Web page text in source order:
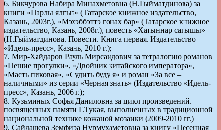
6. Бикчурова Набира Минахметовна (Н.Гыйматдинова) за
книги «Парлы ялгыз» (Татарское книжное издательство,
Казань, 2003г.), «Мэхэббэттэ гонах бар» (Татарское книжное
издательство, Казань, 2008г.), повесть «Хатыннар сагышы»
(Н.Гыйматдинова. Повести. Книга первая. Издательство
«Идель-пресс», Казань, 2010 г.);
7. Мир-Хайдаров Рауль Мирсаидович за тетралогию романов
«Пешие прогулки», «Двойник китайского императора»,
«Масть пиковая», «Судить буду я» и роман «За все –
наличными» из серии «Черная знать» (Издательство «Идель-
пресс», Казань, 2006 г.);
8. Кузьминых Софья Даниловна за цикл произведений,
посвященных памяти Г.Тукая, выполненных в традиционной
национальной технике кожаной мозаики (2009-2010 гг.)
9. Сайдашева Земфира Нурмухаметовна за книгу «Песенная